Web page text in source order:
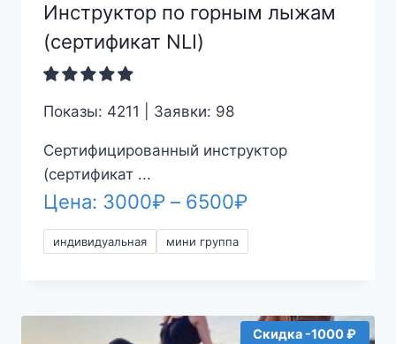
Инструктор по горным лыжам
(сертификат NLI)
Показы: 4211 | Заявки: 98
Сертифицированный инструктор
(сертификат ...
Цена: 3000₽ – 6500₽Диапазон
цен:
6500₽
индивидуальная мини группа
Скидка -1000 ₽